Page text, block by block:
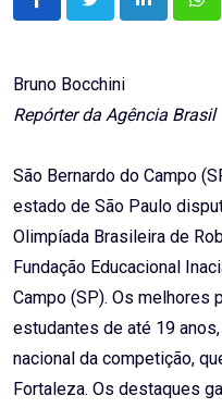
LinkedIn
Bruno Bocchini
Repórter da Agência Brasil
São Bernardo do Campo
estado de São Paulo
Olimpíada Brasileira de
Fundação Educacional
Campo (SP). Os melhores
estudantes de até 19
nacional da competição,
Fortaleza. Os destaques